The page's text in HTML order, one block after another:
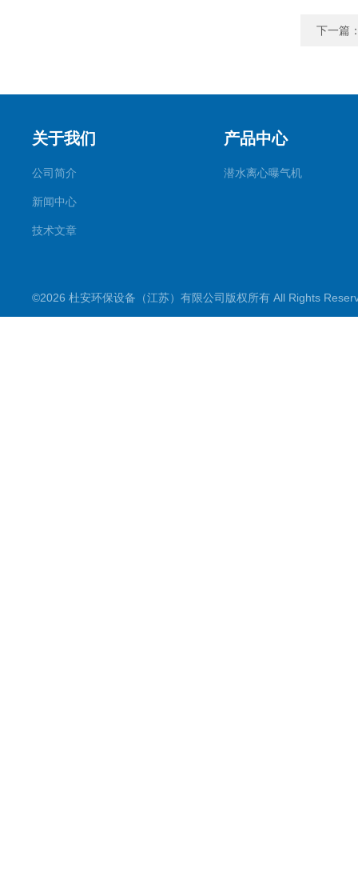
下一篇
关于我们
公司简介
新闻中心
技术文章
产品中心
潜水离心曝气机
©2026 杜安环保设备（江苏）有限公司版权所有 All Rights